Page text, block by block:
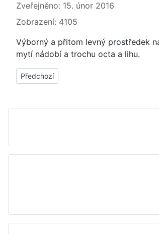
Zveřejněno: 15. únor 2016
Zobrazení: 4105
Výborný a přitom levný prostředek
mytí nádobí a trochu octa a lihu.
Předchozí článek: Jak vyčistit okna
Předchozí